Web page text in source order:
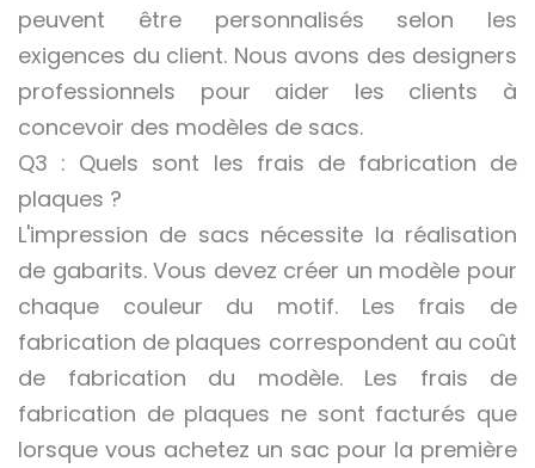
peuvent être personnalisés selon les
exigences du client. Nous avons des designers
professionnels pour aider les clients à
concevoir des modèles de sacs.
Q3 : Quels sont les frais de fabrication de
plaques ?
L'impression de sacs nécessite la réalisation
de gabarits. Vous devez créer un modèle pour
chaque couleur du motif. Les frais de
fabrication de plaques correspondent au coût
de fabrication du modèle. Les frais de
fabrication de plaques ne sont facturés que
lorsque vous achetez un sac pour la première